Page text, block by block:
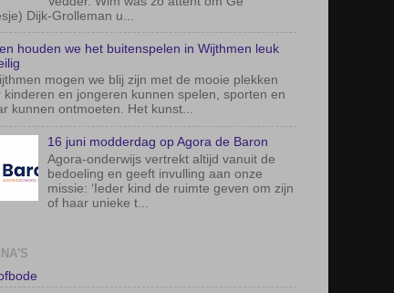
Dijk-Grolleman u...
houden we het buitenspelen in Wijthmen leuk
mogen we blij zijn met de mooie plekken
kinderen en jongeren kunnen spelen, sporten en
kunnen ontmoeten. Het kunst...
16 juni modderdag op Agora de Baron
Agora-onderwijs vertrekt altijd vanuit de
bedoeling en geeft invulling aan onze
missie: ‘Ieder kind de ruimte geven om zijn
of haar unieke t...